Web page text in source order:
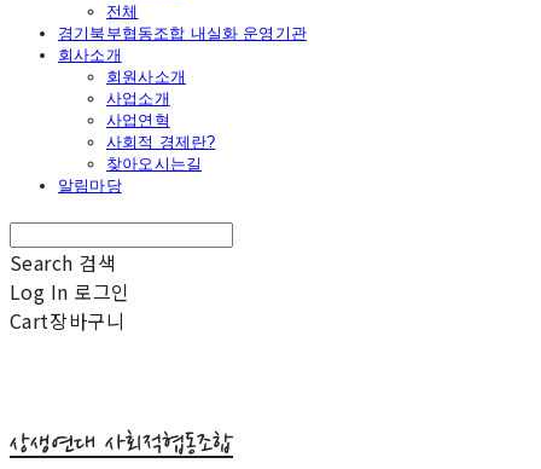
전체
경기북부협동조합 내실화 운영기관
회사소개
회원사소개
사업소개
사업연혁
사회적 경제란?
찾아오시는길
알림마당
Search 검색
Log In 로그인
Cart장바구니
상생연대 사회적협동조합